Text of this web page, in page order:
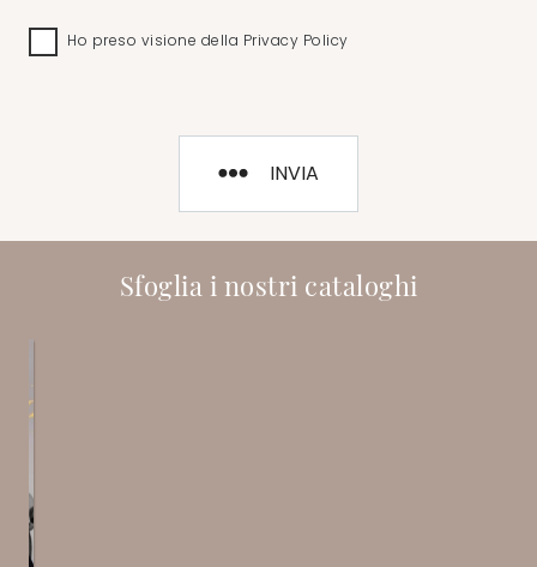
Sfoglia i nostri cataloghi
Ho preso visione della Privacy Policy
INVIA